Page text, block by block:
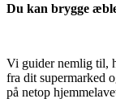
Du kan brygge
Vi guider nemlig til,
fra dit supermarked
på netop